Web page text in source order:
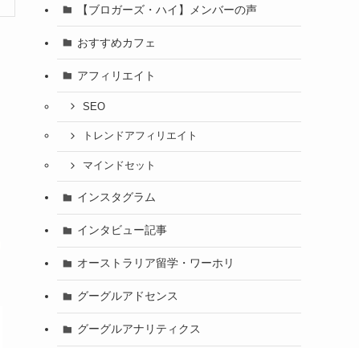
【ブロガーズ・ハイ】メンバーの声
おすすめカフェ
アフィリエイト
SEO
トレンドアフィリエイト
マインドセット
インスタグラム
インタビュー記事
オーストラリア留学・ワーホリ
グーグルアドセンス
グーグルアナリティクス